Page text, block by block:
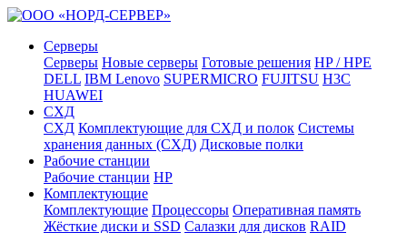
Серверы
Серверы Новые серверы Готовые решения HP / HPE
DELL IBM Lenovo SUPERMICRO FUJITSU H3C
HUAWEI
СХД
СХД Комплектующие для СХД и полок Системы
хранения данных (СХД) Дисковые полки
Рабочие станции
Рабочие станции HP
Комплектующие
Комплектующие Процессоры Оперативная память
Жёсткие диски и SSD Салазки для дисков RAID